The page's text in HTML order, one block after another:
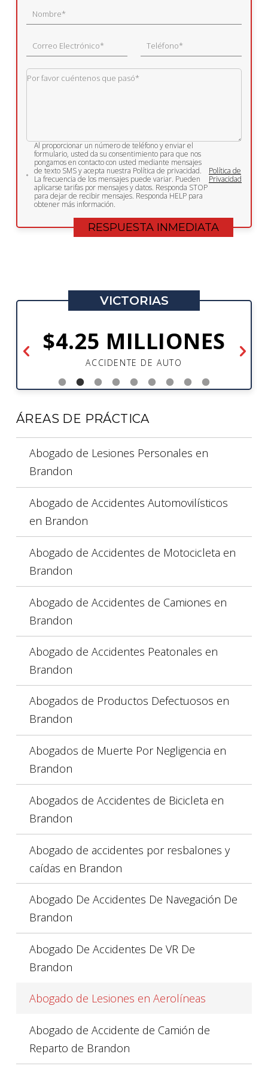
Al proporcionar un número de teléfono y enviar el
formulario, usted da su consentimiento para que nos
pongamos en contacto con usted mediante mensajes
de texto SMS y acepta nuestra Política de privacidad.
La frecuencia de los mensajes puede variar. Pueden
aplicarse tarifas por mensajes y datos. Responda STOP
para dejar de recibir mensajes. Responda HELP para
obtener más información.
Política de
Privacidad
VICTORIAS
$4.25 MILLIONES
ACCIDENTE DE AUTO
ÁREAS DE PRÁCTICA
Abogado de Lesiones Personales en
Brandon
Abogado de Accidentes Automovilísticos
en Brandon
Abogado de Accidentes de Motocicleta en
Brandon
Abogado de Accidentes de Camiones en
Brandon
Abogado de Accidentes Peatonales en
Brandon
Abogados de Productos Defectuosos en
Brandon
Abogados de Muerte Por Negligencia en
Brandon
Abogados de Accidentes de Bicicleta en
Brandon
Abogado de accidentes por resbalones y
caídas en Brandon
Abogado De Accidentes De Navegación De
Brandon
Abogado De Accidentes De VR De
Brandon
Abogado de Lesiones en Aerolíneas
Abogado de Accidente de Camión de
Reparto de Brandon